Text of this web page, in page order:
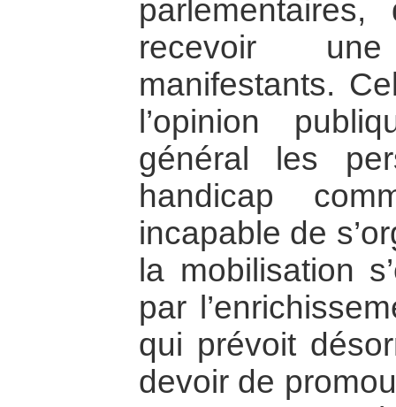
recevoir
manifestants.
l’opinion
général les
handicap
incapable de
la mobilisation
par
qui prévoit
devoir de